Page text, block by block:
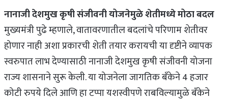
नानाजी देशमुख कृषी संजीवनी योजनेमुळे शेतीमध्ये मोठा बदल
मुख्यमंत्री पुढे म्हणाले, वातावरणातील बदलांचे परिणाम शेतीवर
होणार नाही अशा प्रकारची शेती तयार करायची या दृष्टीने व्यापक
स्वरुपात लाभ देण्यासाठी नानाजी देशमुख कृषी संजीवनी योजना
राज्य शासनाने सुरू केली. या योजनेला जागतिक बँकेने 4 हजार
कोटी रुपये दिले आणि हा टप्पा यशस्वीपणे राबविल्यामुळे बँकेने